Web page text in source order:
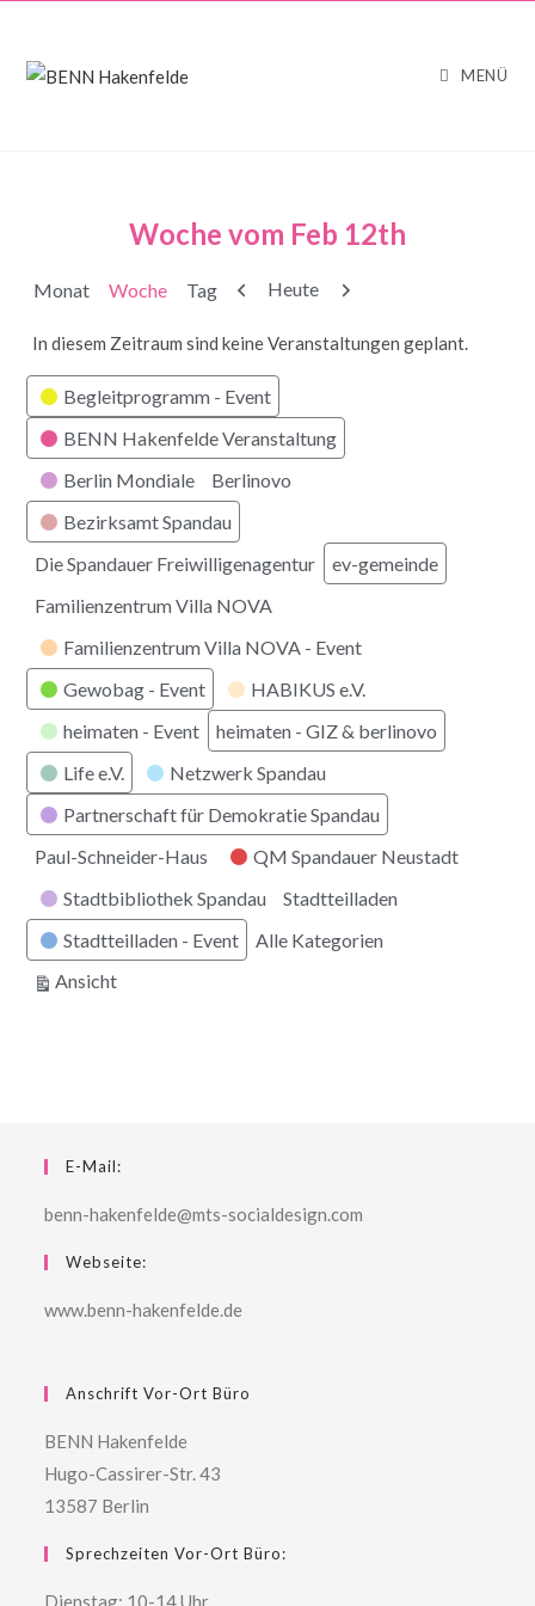
MENÜ
Woche vom Feb 12th
Monat Woche Tag Zurück
Heute Weiter
In diesem Zeitraum sind keine Veranstaltungen geplant.
Kategorien
Begleitprogramm - Event
BENN Hakenfelde Veranstaltung
Berlin Mondiale
Berlinovo
Bezirksamt Spandau
Die Spandauer Freiwilligenagentur
ev-gemeinde
Familienzentrum Villa NOVA
Familienzentrum Villa NOVA - Event
Gewobag - Event
HABIKUS e.V.
heimaten - Event
heimaten - GIZ & berlinovo
Life e.V.
Netzwerk Spandau
Partnerschaft für Demokratie Spandau
Paul-Schneider-Haus
QM Spandauer Neustadt
Stadtbibliothek Spandau
Stadtteilladen
Stadtteilladen - Event
Alle Kategorien
Ansichtausdrucken
E-Mail:
benn-hakenfelde@mts-socialdesign.com
Webseite:
www.benn-hakenfelde.de
Anschrift Vor-Ort Büro
BENN Hakenfelde
Hugo-Cassirer-Str. 43
13587 Berlin
Sprechzeiten Vor-Ort Büro:
Dienstag: 10-14 Uhr